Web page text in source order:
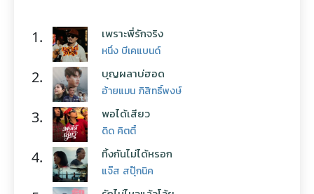
1. เพราะพี่รักจริง
หนึ่ง บีเคแบนด์
2. บุญผลาบ่ฮอด
อ้ายแมน ภิสิทธิ์พงษ์
3. พอได้เสียว
ดิด คิตตี้
4. ทิ้งกันไม่ได้หรอก
แจ๊ส สปุ๊กนิค